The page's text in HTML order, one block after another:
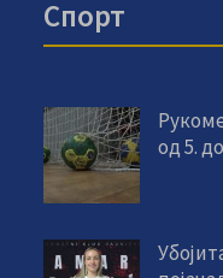
Спорт
од 5.